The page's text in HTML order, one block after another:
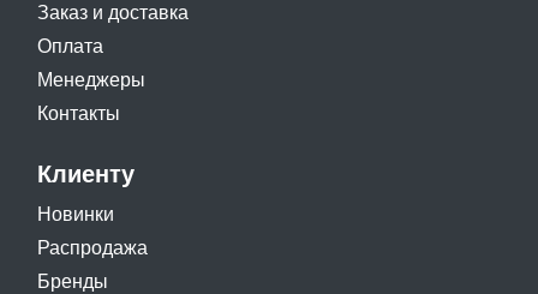
Заказ и доставка
Оплата
Менеджеры
Контакты
Клиенту
Новинки
Распродажа
Бренды